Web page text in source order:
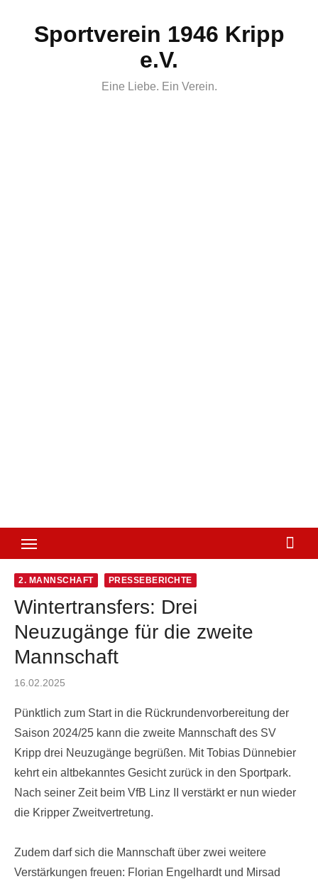
Sportverein 1946 Kripp
e.V.
Eine Liebe. Ein Verein.
2. MANNSCHAFT PRESSEBERICHTE
Wintertransfers: Drei
Neuzugänge für die zweite
Mannschaft
Posted
16.02.2025
Pünktlich zum Start in die Rückrundenvorbereitung der
Saison 2024/25 kann die zweite Mannschaft des SV
Kripp drei Neuzugänge begrüßen. Mit Tobias Dünnebier
kehrt ein altbekanntes Gesicht zurück in den Sportpark.
Nach seiner Zeit beim VfB Linz II verstärkt er nun wieder
die Kripper Zweitvertretung.
Zudem darf sich die Mannschaft über zwei weitere
Verstärkungen freuen: Florian Engelhardt und Mirsad